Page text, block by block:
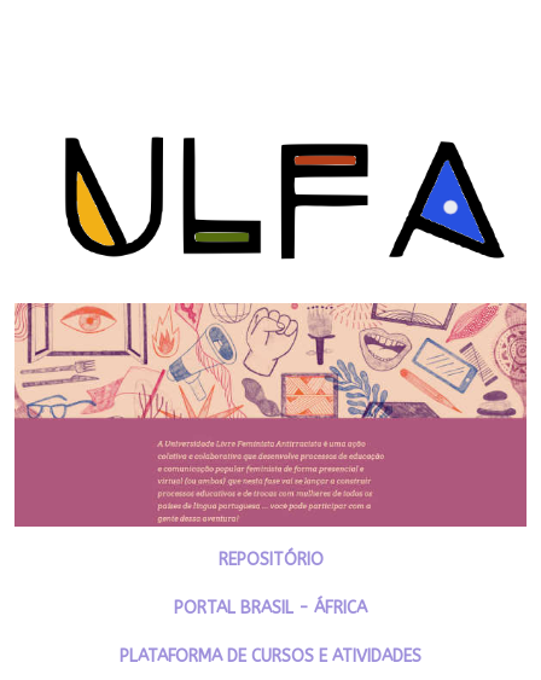
REPOSITÓRIO
PORTAL BRASIL - ÁFRICA
PLATAFORMA DE CURSOS E ATIVIDADES